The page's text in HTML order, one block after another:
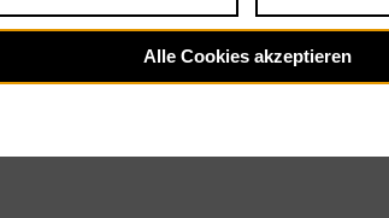
Jazz: Wo endet die
Alle Cookies akzeptieren